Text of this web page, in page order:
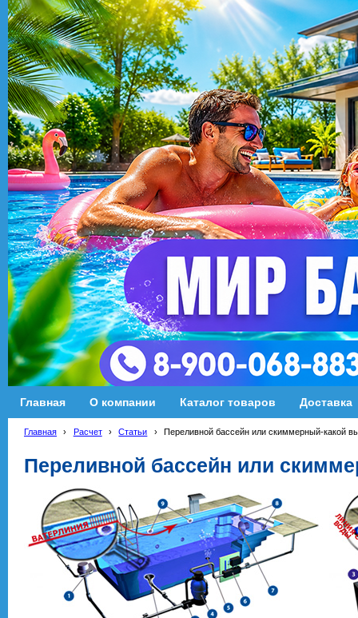
Главная О компании Каталог товаров Доставка
Главная › Расчет › Статьи › Переливной бассейн или скиммерный-какой
Переливной бассейн или